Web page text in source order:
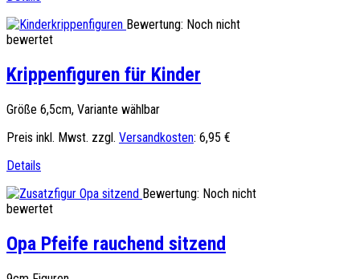
Bewertung: Noch nicht
bewertet
Krippenfiguren für Kinder
Größe 6,5cm, Variante wählbar
Preis inkl. Mwst. zzgl. Versandkosten: 6,95 €
Details
Bewertung: Noch nicht
bewertet
Opa Pfeife rauchend sitzend